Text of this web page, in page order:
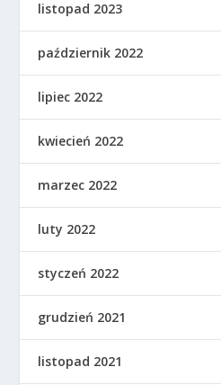
listopad 2023
październik 2022
lipiec 2022
kwiecień 2022
marzec 2022
luty 2022
styczeń 2022
grudzień 2021
listopad 2021